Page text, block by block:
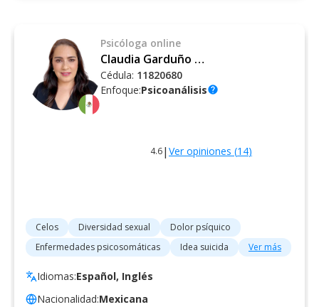
Psicóloga online
Claudia Garduño Pineda
Cédula: 11820680
Enfoque:Psicoanálisishelp
4.6| Ver opiniones (14)
Celos Diversidad sexual
Dolor psíquico
Enfermedades psicosomáticas
Idea suicida Ver más
Idiomas:Español, Inglés
Nacionalidad:Mexicana